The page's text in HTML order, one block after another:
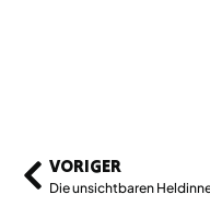
VORIGER